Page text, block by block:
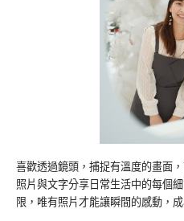
喜歡透過鏡頭，捕捉有溫度的畫面
照片與文字分享日常生活中的每個
限，唯有照片才能讓瞬間的感動，